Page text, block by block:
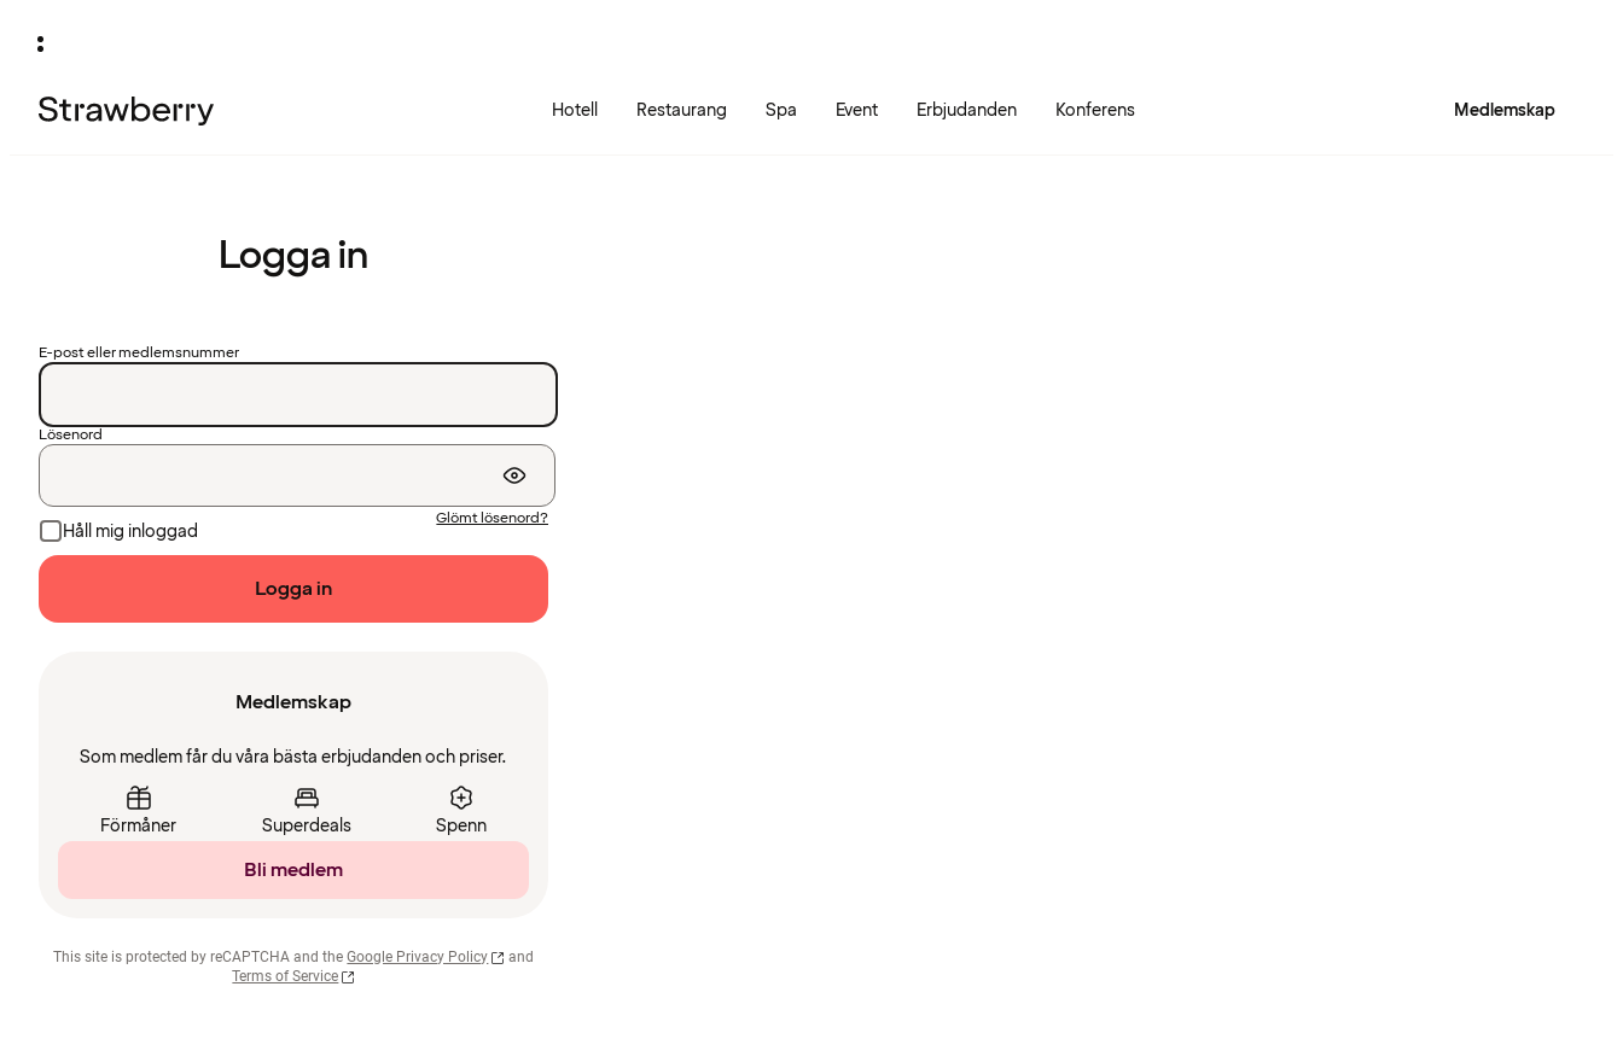
Hotell Restaurang Spa Event Erbjudanden Konferens Medlemskap
Logga in
E-post eller medlemsnummer
Lösenord
Håll mig inloggad
Glömt lösenord?
Logga in
Medlemskap
Som medlem får du våra bästa erbjudanden och priser.
Förmåner Superdeals Spenn
Bli medlem
This site is protected by reCAPTCHA and the Google Privacy Policy
and
Terms of Service